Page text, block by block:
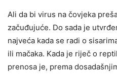
Ali da bi virus na čovjeka
začuđujuće. Do sada je
najveća kada se radi o
ili mačaka. Kada je riječ o
prenosa je, prema